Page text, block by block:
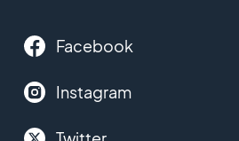
Facebook
Instagram